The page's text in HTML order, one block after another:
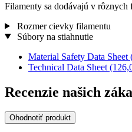
Filamenty sa dodávajú v rôznych
Rozmer cievky filamentu
Súbory na stiahnutie
Material Safety Data Sheet
Technical Data Sheet
Recenzie našich
Ohodnotiť produkt